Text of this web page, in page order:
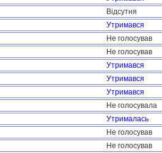
Відсутня
Утримався
Не голосував
Не голосував
Утримався
Утримався
Утримався
Не голосувала
Утрималась
Не голосував
Не голосував